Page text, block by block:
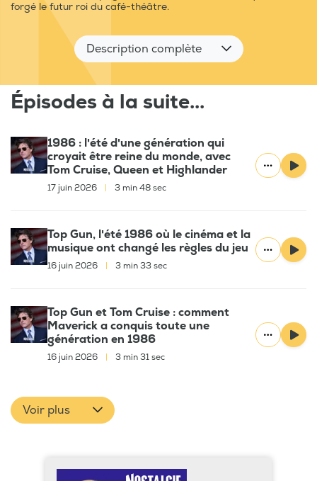
forgé le futur roi du café-théâtre.
Description complète
Épisodes à la suite...
1986 : l'été d'une génération qui
croyait être reine du monde, avec
Tom Cruise, Queen et Highlander
17 juin 2026 3 min 48 sec
Top Gun, l'été 1986 où le cinéma et la
musique ont changé les règles du jeu
16 juin 2026 3 min 33 sec
Top Gun et Tom Cruise : comment
Maverick a conquis toute une
génération en 1986
16 juin 2026 3 min 31 sec
Voir plus